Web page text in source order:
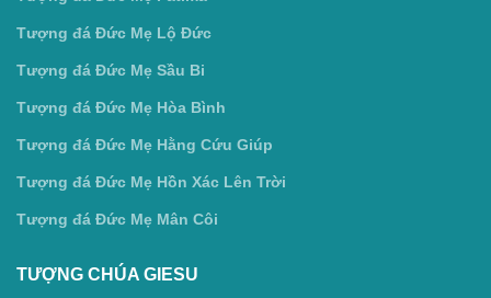
Tượng đá Đức Mẹ Lộ Đức
Tượng đá Đức Mẹ Sầu Bi
Tượng đá Đức Mẹ Hòa Bình
Tượng đá Đức Mẹ Hằng Cứu Giúp
Tượng đá Đức Mẹ Hồn Xác Lên Trời
Tượng đá Đức Mẹ Mân Côi
TƯỢNG CHÚA GIESU